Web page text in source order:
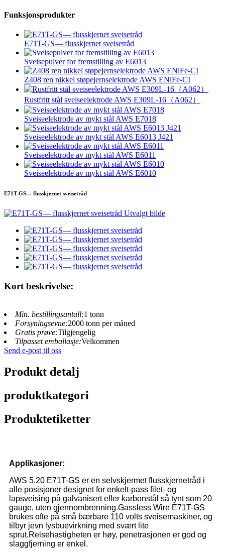
Funksjonsprodukter
E71T-GS— flusskjernet sveisetråd
Sveisepulver for fremstilling av E6013
Z408 ren nikkel støpejernselektrode AWS ENiFe-CI
Rustfritt stål sveiseelektrode AWS E309L-16（A062）
Sveiseelektrode av mykt stål AWS E7018
Sveiseelektrode av mykt stål AWS E6013 J421
Sveiseelektrode av mykt stål AWS E6011
Sveiseelektrode av mykt stål AWS E6010
E71T-GS— flusskjernet sveisetråd
Kort beskrivelse:
Min. bestillingsantall:1 tonn
Forsyningsevne:2000 tonn per måned
Gratis prøve:Tilgjengelig
Tilpasset emballasje:Velkommen
Send e-post til oss
Produkt detalj
produktkategori
Produktetiketter
Applikasjoner:
AWS 5.20 E71T-GS er en selvskjermet flusskjernetråd i
alle posisjoner designet for enkelt-pass filet- og
lapsveising på galvanisert eller karbonstål så tynt som 20
gauge, uten gjennombrenning.Gassless Wire E71T-GS
brukes ofte på små bærbare 110 volts sveisemaskiner, og
tilbyr jevn lysbuevirkning med svært lite
sprut.Reisehastigheten er høy, penetrasjonen er god og
slaggfjerning er enkel.